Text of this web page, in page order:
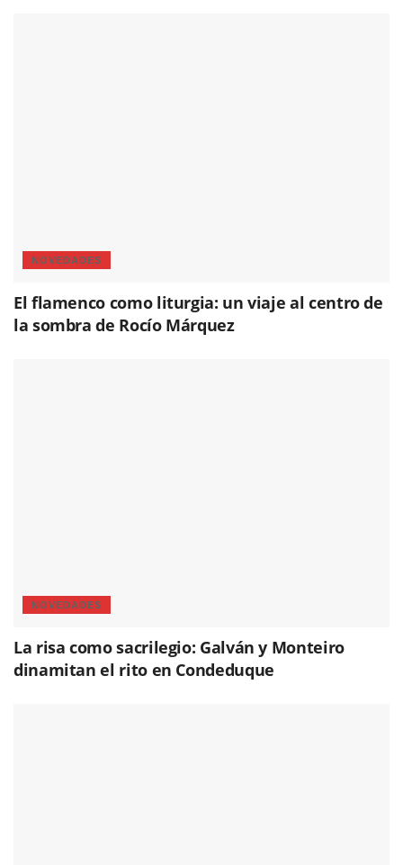
NOVEDADES
El flamenco como liturgia: un viaje al centro de
la sombra de Rocío Márquez
NOVEDADES
La risa como sacrilegio: Galván y Monteiro
dinamitan el rito en Condeduque